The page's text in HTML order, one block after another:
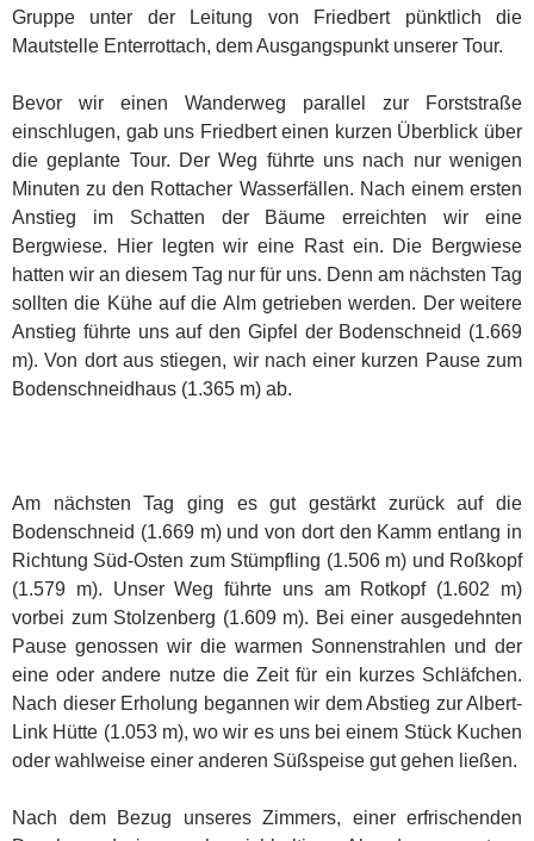
Gruppe unter der Leitung von Friedbert pünktlich die
Mautstelle Enterrottach, dem Ausgangspunkt unserer Tour.
Bevor wir einen Wanderweg parallel zur Forststraße
einschlugen, gab uns Friedbert einen kurzen Überblick über
die geplante Tour. Der Weg führte uns nach nur wenigen
Minuten zu den Rottacher Wasserfällen. Nach einem ersten
Anstieg im Schatten der Bäume erreichten wir eine
Bergwiese. Hier legten wir eine Rast ein. Die Bergwiese
hatten wir an diesem Tag nur für uns. Denn am nächsten Tag
sollten die Kühe auf die Alm getrieben werden. Der weitere
Anstieg führte uns auf den Gipfel der Bodenschneid (1.669
m). Von dort aus stiegen, wir nach einer kurzen Pause zum
Bodenschneidhaus (1.365 m) ab.
Am nächsten Tag ging es gut gestärkt zurück auf die
Bodenschneid (1.669 m) und von dort den Kamm entlang in
Richtung Süd-Osten zum Stümpfling (1.506 m) und Roßkopf
(1.579 m). Unser Weg führte uns am Rotkopf (1.602 m)
vorbei zum Stolzenberg (1.609 m). Bei einer ausgedehnten
Pause genossen wir die warmen Sonnenstrahlen und der
eine oder andere nutze die Zeit für ein kurzes Schläfchen.
Nach dieser Erholung begannen wir dem Abstieg zur Albert-
Link Hütte (1.053 m), wo wir es uns bei einem Stück Kuchen
oder wahlweise einer anderen Süßspeise gut gehen ließen.
Nach dem Bezug unseres Zimmers, einer erfrischenden